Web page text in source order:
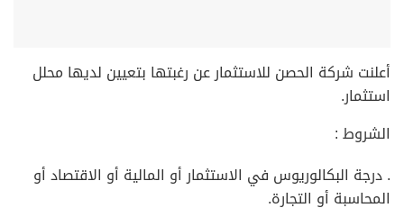
أعلنت شركة الحصن للاستثمار عن رغبتها بتعيين لديها محلل
استثمار.
الشروط :
. درجة البكالوريوس في الاستثمار أو المالية أو الاقتصاد أو
المحاسبة أو التجارة.